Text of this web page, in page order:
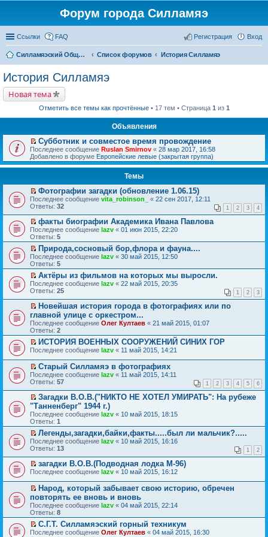
Форум города Силламяэ
Ссылки FAQ Вход
Регистрация
Силламяэский Общественный Новостной портал Список форумов История Силламяэ
История Силламяэ
Новая тема
Отметить все темы как прочтённые• 17 тем • Страница 1 из 1
Объявления
П
е
р
е
т
и
к
п
р
в
о
м
у
н
е
п
р
о
ч
и
а
н
н
о
м
у
о
о
б
щ
е
н
и
ю
Субботник и совместое время провождение
Последнее сообщение Ruslan Smirnov « 28 мар 2017, 16:58
Добавлено в форуме Европейские левые (закрытая группа)
Темы
П
е
е
й
т
и
к
п
е
р
в
о
м
у
н
е
п
р
о
ч
и
а
н
н
о
м
у
с
о
о
б
щ
е
н
и
ю
Фотографии загадки (обновление 1.06.15)
Последнее сообщение vita_robinson_ « 22 сен 2017, 12:11
Ответы: 32 1 2 3 4
П
е
р
й
т
и
к
п
е
р
в
о
м
у
н
е
п
о
ч
и
т
а
н
н
о
м
у
с
о
о
б
щ
е
и
факты биографии Академика Ивана Павлова
Последнее сообщение lazv « 01 июн 2015, 22:20
Ответы: 5
П
е
р
е
й
т
и
к
п
е
р
в
о
м
н
е
п
р
о
ч
и
т
а
н
н
о
м
у
с
о
б
щ
е
н
и
ю
Природа,сосновый бор,флора и фауна....
Последнее сообщение lazv « 30 май 2015, 12:50
Ответы: 5
П
е
е
й
т
и
к
п
е
р
в
о
м
у
н
е
п
р
о
ч
и
т
а
н
о
м
у
с
о
о
б
щ
е
н
Актёры из фильмов на которых мы выросли.
Последнее сообщение lazv « 22 май 2015, 20:35
Ответы: 25 1 2 3
П
е
р
е
й
т
к
п
е
р
в
о
м
у
н
е
п
р
о
ч
и
т
н
н
о
м
у
с
о
о
Новейшая история города в фотографиях или по
главной улице с оркестром...
Последнее сообщение Олег Култаев « 21 май 2015, 01:07
Ответы: 2
П
р
е
й
т
и
к
п
е
р
в
о
м
у
н
е
п
о
ч
и
т
а
н
н
о
ИСТОРИЯ ВОЕННЫХ СООРУЖЕНИЙ СИНИХ ГОР
Последнее сообщение lazv « 11 май 2015, 14:21
П
е
е
й
т
и
к
п
е
р
в
о
м
у
н
е
п
р
о
ч
и
т
Старый Силламяэ в фотографиях
Последнее сообщение lazv « 11 май 2015, 14:11
Ответы: 57 1 2 3 4 5 6
П
е
р
е
й
т
и
п
е
р
в
о
м
у
н
е
п
р
Загадки В.О.В.("НИКТО НЕ ХОТЕЛ УМИРАТЬ": На рубеже
"Танненберг" 1944 г.)
Последнее сообщение lazv « 10 май 2015, 18:15
Ответы: 1
П
е
е
й
т
и
к
п
е
р
в
о
м
Легенды,загадки,байки,факты.....был ли мальчик?.....
Последнее сообщение lazv « 10 май 2015, 16:16
Ответы: 13 1 2
П
р
е
й
т
и
к
п
е
загадки В.О.В.(Подводная лодка М-96)
Последнее сообщение lazv « 10 май 2015, 16:12
П
е
р
е
й
т
Народ, который забывает свою историю, обречен
повторять ее вновь и вновь
Последнее сообщение lazv « 04 май 2015, 22:14
Ответы: 8
П
С.Г.Т. Силламяэский горный техникум
Последнее сообщение Олег Култаев « 04 май 2015, 16:30